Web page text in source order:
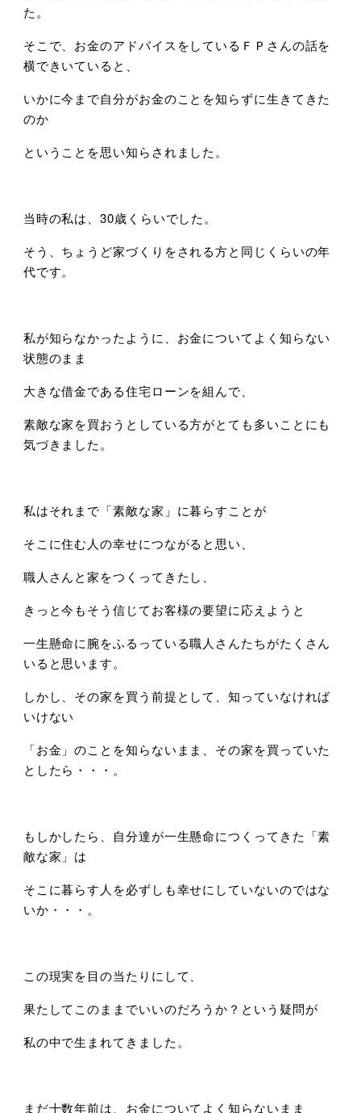
た。
そこで、お金のアドバイスをしているＦＰさんの話を
横できいていると、
いかに今まで自分がお金のことを知らずに生きてきた
のか
ということを思い知らされました。
当時の私は、30歳くらいでした。
そう、ちょうど家づくりをされる方と同じくらいの年
代です。
私が知らなかったように、お金についてよく知らない
状態のまま
大きな借金である住宅ローンを組んで、
素敵な家を買おうとしている方がとても多いことにも
気づきました。
私はそれまで「素敵な家」に暮らすことが
そこに住む人の幸せにつながると思い、
職人さんと家をつくってきたし、
きっと今もそう信じてお客様の要望に応えようと
一生懸命に腕をふるっている職人さんたちがたくさん
いると思います。
しかし、その家を買う前提として、知っていなければ
いけない
「お金」のことを知らないまま、その家を買っていた
としたら・・・。
もしかしたら、自分達が一生懸命につくってきた「素
敵な家」は
そこに暮らす人を必ずしも幸せにしていないのではな
いか・・・。
この現実を目の当たりにして、
果たしてこのままでいいのだろうか？という疑問が
私の中で生まれてきました。
まだ十数年前は、お金についてよく知らないまま